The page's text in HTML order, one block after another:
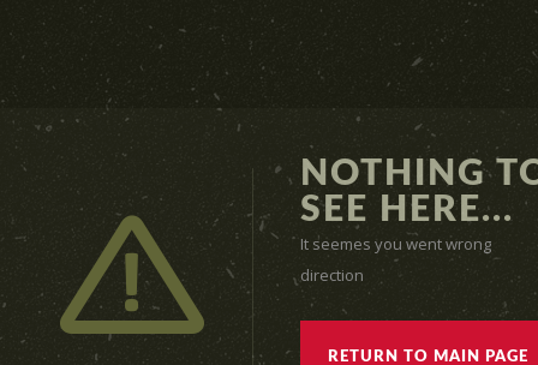
NOTHING
SEE HERE...
It seemes you went wrong
direction
RETURN TO MAIN PAGE